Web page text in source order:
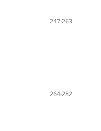
247-263
264-282